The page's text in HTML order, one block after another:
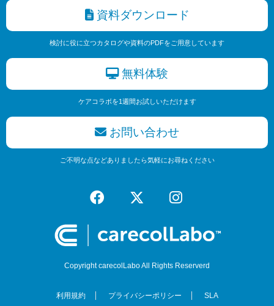
資料ダウンロード
検討に役に立つカタログや資料のPDFをご用意しています
無料体験
ケアコラボを1週間お試しいただけます
お問い合わせ
ご不明な点などありましたら気軽にお尋ねください
Copyright carecolLabo All Rights Reserverd
利用規約 プライバシーポリシー SLA